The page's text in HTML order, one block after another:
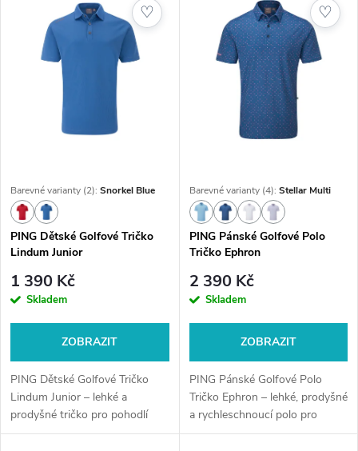
Barevné varianty (2): Snorkel Blue
PING Dětské Golfové Tričko
Lindum Junior
1 390 Kč
Skladem
ZOBRAZIT
PING Dětské Golfové Tričko
Lindum Junior – lehké a
prodyšné tričko pro pohodlí
mladých
♡
Barevné varianty (4): Stellar Multi
PING Pánské Golfové Polo
Tričko Ephron
2 390 Kč
Skladem
ZOBRAZIT
PING Pánské Golfové Polo
Tričko Ephron – lehké, prodyšné
a rychleschnoucí polo pro
maximální komfort na
♡